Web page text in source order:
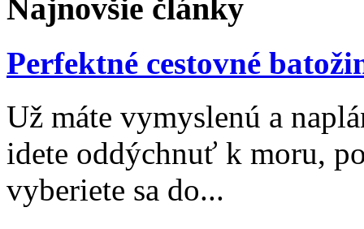
Najnovšie články
Perfektné cestovné
Už máte vymyslenú a
idete oddýchnuť k moru,
vyberiete sa do...